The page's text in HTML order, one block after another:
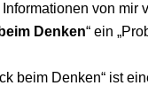
von mir
Denken“ ein
beim Denken“ ist